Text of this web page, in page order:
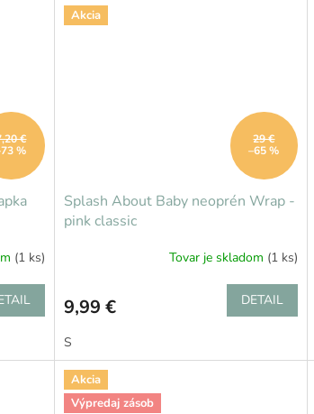
€
%
(1 ks)
Akcia
29 €
–65 %
Splash About Baby neoprén Wrap -
pink classic
Tovar je skladom (1 ks)
9,99 € DETAIL
S
Akcia
Výpredaj zásob